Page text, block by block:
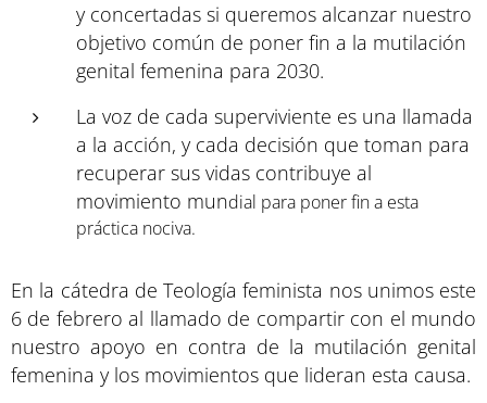
y concertadas si queremos alcanzar nuestro
objetivo común de poner fin a la mutilación
genital femenina para 2030.
La voz de cada superviviente es una llamada
a la acción, y cada decisión que toman para
recuperar sus vidas contribuye al
movimiento mundial para poner fin a esta
práctica nociva.
En la cátedra de Teología feminista nos unimos este
6 de febrero al llamado de compartir con el mundo
nuestro apoyo en contra de la mutilación genital
femenina y los movimientos que lideran esta causa.